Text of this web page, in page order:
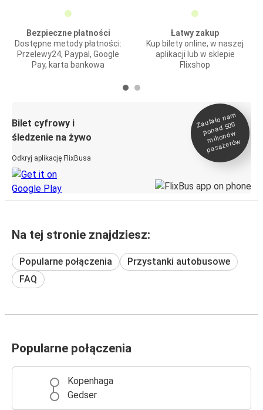
Bezpieczne płatności
Dostępne metody płatności:
Przelewy24, Paypal, Google
Pay, karta bankowa
Łatwy zakup
Kup bilety online, w naszej
aplikacji lub w sklepie
Flixshop
Bilet cyfrowy i
śledzenie na żywo
Odkryj aplikację FlixBusa
Zaufało na
m
ponad 500
milionó
w
pasażeró
w
Na tej stronie znajdziesz:
Popularne połączenia
Przystanki autobusowe
FAQ
Popularne połączenia
Kopenhaga
Gedser